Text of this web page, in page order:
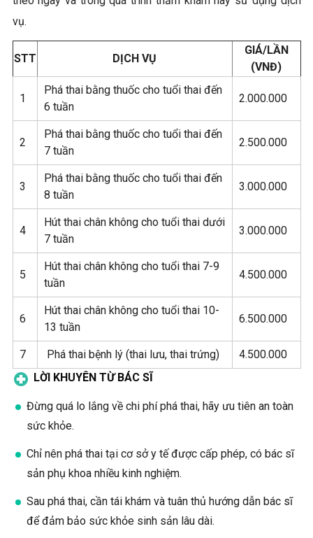
vụ.
STT DỊCH VỤ
GIÁ/LẦN
(VNĐ)
1
Phá thai bằng thuốc cho tuổi thai đến
6 tuần
2.000.000
2
Phá thai bằng thuốc cho tuổi thai đến
7 tuần
2.500.000
3
Phá thai bằng thuốc cho tuổi thai đến
8 tuần
3.000.000
4
Hút thai chân không cho tuổi thai dưới
7 tuần
3.000.000
5
Hút thai chân không cho tuổi thai 7-9
tuần
4.500.000
6
Hút thai chân không cho tuổi thai 10-
13 tuần
6.500.000
7 Phá thai bệnh lý (thai lưu, thai trứng)
4.500.000
LỜI KHUYÊN TỪ BÁC SĨ
Đừng quá lo lắng về chi phí phá thai, hãy ưu tiên an toàn
sức khỏe.
Chỉ nên phá thai tại cơ sở y tế được cấp phép, có bác sĩ
sản phụ khoa nhiều kinh nghiệm.
Sau phá thai, cần tái khám và tuân thủ hướng dẫn bác sĩ
để đảm bảo sức khỏe sinh sản lâu dài.